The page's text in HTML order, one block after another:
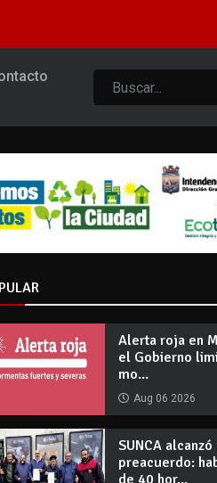
Alerta roja en
el Gobierno
mo...
Aug 06 2026
SUNCA alcanzó
preacuerdo:
de 40 hor...